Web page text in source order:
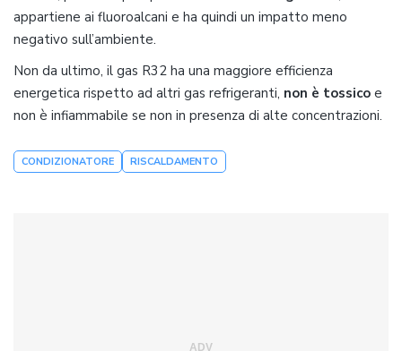
appartiene ai fluoroalcani e ha quindi un impatto meno
negativo sull’ambiente.
Non da ultimo, il gas R32 ha una maggiore efficienza
energetica rispetto ad altri gas refrigeranti, non è tossico e
non è infiammabile se non in presenza di alte concentrazioni.
CONDIZIONATORE RISCALDAMENTO